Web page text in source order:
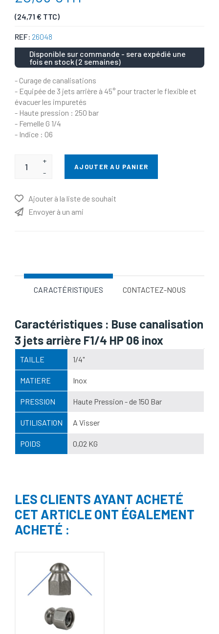
(24,71 € TTC)
REF: 26048
Disponible sur commande - sera expédié une
fois en stock (2 semaines)
- Curage de canalisations
- Equipée de 3 jets arrière à 45° pour tracter le flexible et
évacuer les impuretés
- Haute pression : 250 bar
- Femelle G 1/4
- Indice : 06
+
-
AJOUTER AU PANIER
Ajouter à la liste de souhait
Envoyer à un ami
CARACTÉRISTIQUES CONTACTEZ-NOUS
Caractéristiques : Buse canalisation
3 jets arrière F1/4 HP 06 inox
TAILLE 1/4"
MATIERE Inox
PRESSION Haute Pression - de 150 Bar
UTILISATION A Visser
POIDS 0,02 KG
LES CLIENTS AYANT ACHETÉ
CET ARTICLE ONT ÉGALEMENT
ACHETÉ :